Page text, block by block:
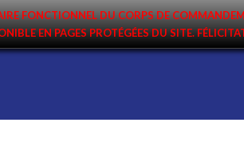
FONCTIONNEL DU CORPS DE
EN PAGES PROTÉGÉES DU SITE.